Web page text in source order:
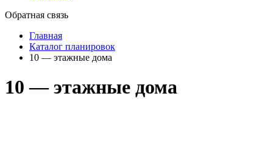
Обратная связь
Главная
Каталог планировок
10 — этажные дома
10 — этажные дома